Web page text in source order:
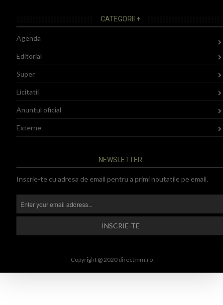
CATEGORII +
Agenda
Editorial
Super
Licitatii
Anuntul oficial
Externe
NEWSLETTER
Inscrie-te cu adresa de email pentru a primi noutatile pe email.
Copyright @ 2020 directmm.ro